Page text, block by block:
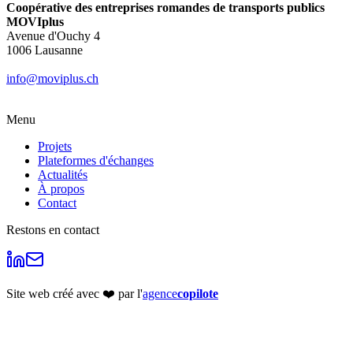
Coopérative des entreprises romandes de transports publics
MOVIplus
Avenue d'Ouchy 4
1006 Lausanne
info@moviplus.ch
Menu
Projets
Plateformes d'échanges
Actualités
À propos
Contact
Restons en contact
Site web créé avec ❤️ par l'agencecopilote